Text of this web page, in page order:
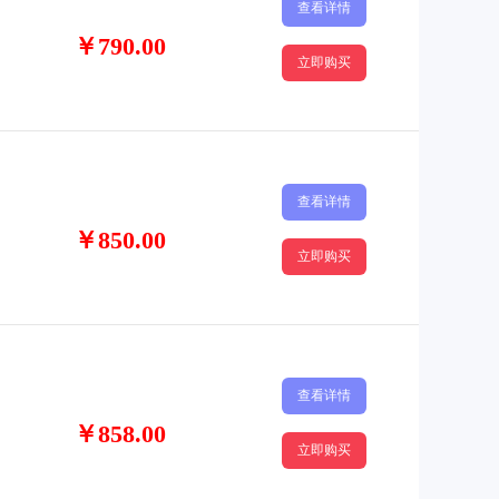
￥790.00
查看详情
立即购买
￥850.00
查看详情
立即购买
￥858.00
查看详情
立即购买